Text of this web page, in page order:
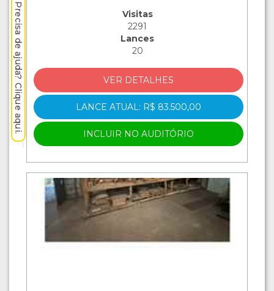
Visitas
2291
Lances
20
VER DETALHES
LANCE ATUAL: R$ 83.500,00
INCLUIR NO AUDITÓRIO
Precisa de ajuda? Clique aqui.